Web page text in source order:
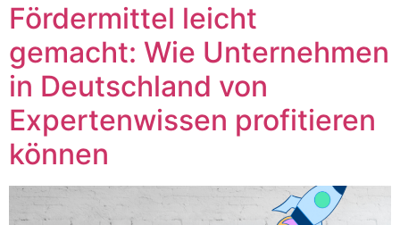
Fördermittel leicht
gemacht: Wie Unternehmen
in Deutschland von
Expertenwissen profitieren
können